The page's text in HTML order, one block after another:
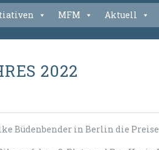
MFM Aktuell
2022
Büdenbender in Berlin die Preise